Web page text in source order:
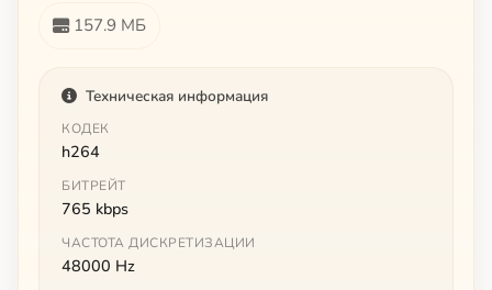
157.9 МБ
Техническая информация
КОДЕК
h264
БИТРЕЙТ
765 kbps
ЧАСТОТА ДИСКРЕТИЗАЦИИ
48000 Hz